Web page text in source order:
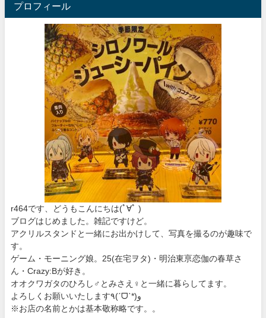
プロフィール
r464です、どうもこんにちは(ﾟ∀ﾟ )
ブログはじめました。雑記ですけど。
アクリルスタンドと一緒にお出かけして、写真を撮るのが趣味で
す。
ゲーム・モーニング娘。25(在宅ヲタ)・明治東亰恋伽の春草さ
ん・Crazy:Bが好き。
オオクワガタのひろし♂とみさえ♀と一緒に暮らしてます。
よろしくお願いいたします٩(ˊᗜˋ*)و
※お店の名前とかは基本敬称略です。。